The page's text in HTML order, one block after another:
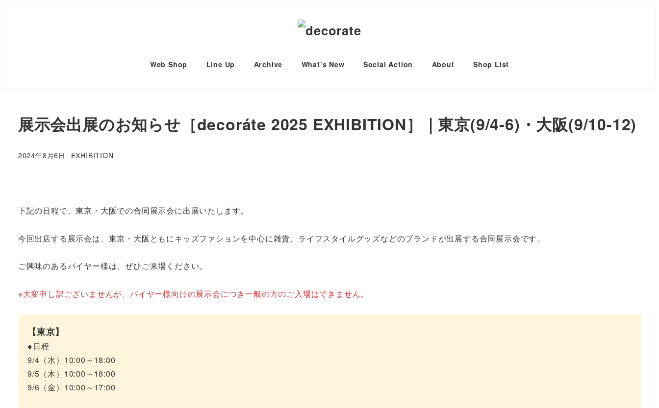
Web Shop Line Up Archive What’s New Social Action About Shop List
展示会出展のお知らせ［decoráte 2025 EXHIBITION］｜東京(9/4-6)・大阪(9/10-12)
投稿日
2024年8月6日 カテゴリー
EXHIBITION
下記の日程で、東京・大阪での合同展示会に出展いたします。
今回出店する展示会は、東京・大阪ともにキッズファションを中心に雑貨、ライフスタイルグッズなどのブランドが出展する合同展示会です。
ご興味のあるバイヤー様は、ぜひご来場ください。
※大変申し訳ございませんが、バイヤー様向けの展示会につき一般の方のご入場はできません。
【東京】
●日程
9/4（水）10:00～18:00
9/5（木）10:00～18:00
9/6（金）10:00～17:00